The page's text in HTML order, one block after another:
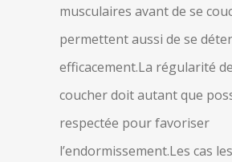
musculaires avant de se
permettent aussi de se
efficacement.La régularité
coucher doit autant que
respectée pour favoriser
l’endormissement.Les cas